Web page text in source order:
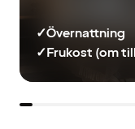
✓Övernattning
✓Frukost (om